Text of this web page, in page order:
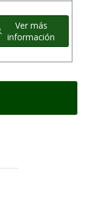
Ver más
información